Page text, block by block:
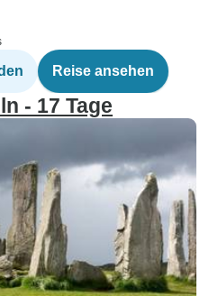
Reise ansehen
- 17 Tage